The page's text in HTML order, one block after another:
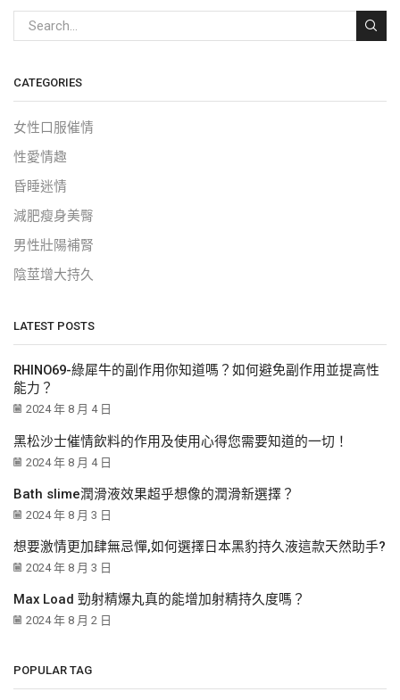
CATEGORIES
女性口服催情
性愛情趣
昏睡迷情
減肥瘦身美臀
男性壯陽補腎
陰莖增大持久
LATEST POSTS
RHINO69-綠犀牛的副作用你知道嗎？如何避免副作用並提高性
能力？
2024 年 8 月 4 日
黑松沙士催情飲料的作用及使用心得您需要知道的一切！
2024 年 8 月 4 日
Bath slime潤滑液效果超乎想像的潤滑新選擇？
2024 年 8 月 3 日
想要激情更加肆無忌憚,如何選擇日本黑豹持久液這款天然助手?
2024 年 8 月 3 日
Max Load 勁射精爆丸真的能增加射精持久度嗎？
2024 年 8 月 2 日
POPULAR TAG